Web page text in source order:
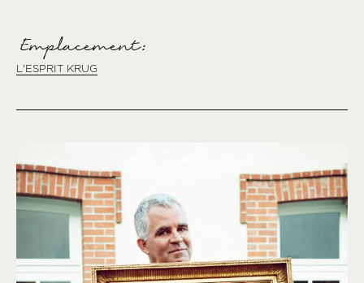
Emplacement:
L'ESPRIT KRUG